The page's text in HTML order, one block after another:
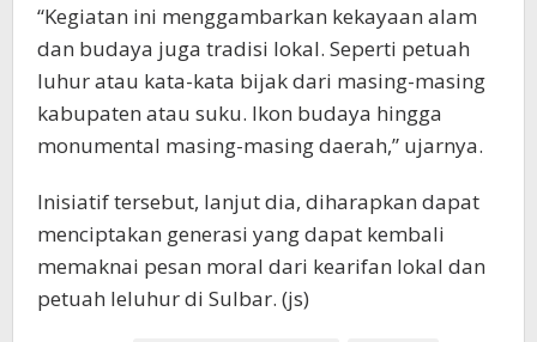
“Kegiatan ini menggambarkan kekayaan alam
dan budaya juga tradisi lokal. Seperti petuah
luhur atau kata-kata bijak dari masing-masing
kabupaten atau suku. Ikon budaya hingga
monumental masing-masing daerah,” ujarnya.
Inisiatif tersebut, lanjut dia, diharapkan dapat
menciptakan generasi yang dapat kembali
memaknai pesan moral dari kearifan lokal dan
petuah leluhur di Sulbar. (js)